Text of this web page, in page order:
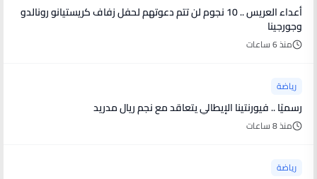
أعداء العريس .. 10 نجوم لن تتم دعوتهم لحفل زفاف كريستيانو رونالدو
وجورجينا
منذ 6 ساعات
رياضة
رسميًا .. فيورنتينا الإيطالي يتعاقد مع نجم ريال مدريد
منذ 8 ساعات
رياضة